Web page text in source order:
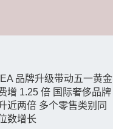
品牌升级带动五一黄金
增 1.25 倍 国际奢侈品牌
近两倍 多个零售类别同
数增长